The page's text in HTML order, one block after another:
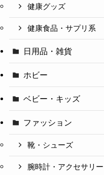
健康グッズ
健康食品・サプリ系
日用品・雑貨
ホビー
ベビー・キッズ
ファッション
靴・シューズ
腕時計・アクセサリー